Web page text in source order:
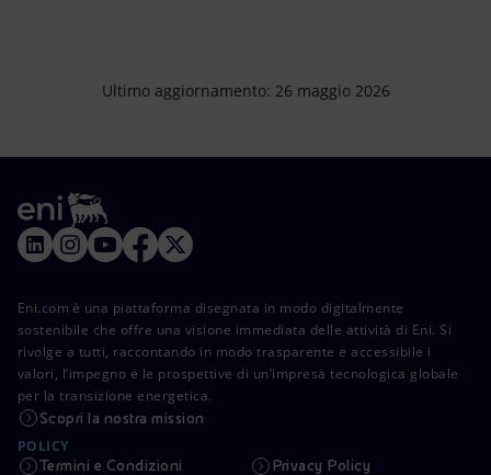
Ultimo aggiornamento: 26 maggio 2026
Eni.com è una piattaforma disegnata in modo digitalmente
sostenibile che offre una visione immediata delle attività di Eni. Si
rivolge a tutti, raccontando in modo trasparente e accessibile i
valori, l’impegno e le prospettive di un’impresa tecnologica globale
per la transizione energetica.
Scopri la nostra mission
POLICY
Termini e Condizioni Privacy Policy